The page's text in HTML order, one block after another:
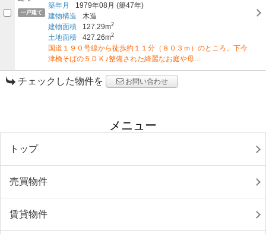
一戸建て
築年月 1979年08月 (築47年)
建物構造
木造
建物面積
127.29m2
土地面積 427.26m2
国道１９０号線から徒歩約１１分（８０３ｍ）のところ。下今
津橋そばの５ＤＫ♪整備された綺麗なお庭や母…
チェックした物件を お問い合わせ
メニュー
トップ
売買物件
賃貸物件